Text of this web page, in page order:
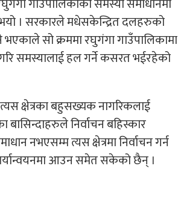
गाउँपालिकाको समस्या समाधानमा
। सरकारले मधेसकेन्द्रित दलहरुको
सो क्रममा रघुगंगा गाउँपालिकामा
समस्यालाई हल गर्ने कसरत भईरहेको
त्यस क्षेत्रका बहुसख्यक नागरिकलाई
निर्वाचन बहिस्कार
नभएसम्म त्यस क्षेत्रमा निर्वाचन गर्न
आउन समेत सकेको छैन् ।